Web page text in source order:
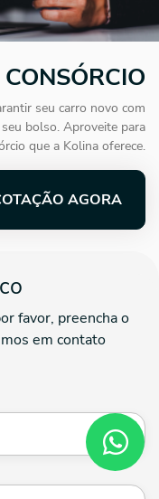
CONSÓRCIO
seu carro novo com
bolso. Aproveite para
que a Kolina oferece.
AGORA
favor, preencha o
em contato